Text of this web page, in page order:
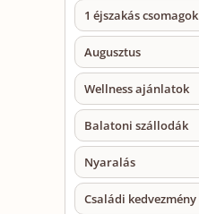
1 éjszakás csomagok
Augusztus
Wellness ajánlatok
Balatoni szállodák
Nyaralás
Családi kedvezmény